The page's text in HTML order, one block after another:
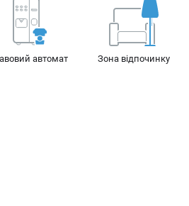
автомат Зона відпочинку